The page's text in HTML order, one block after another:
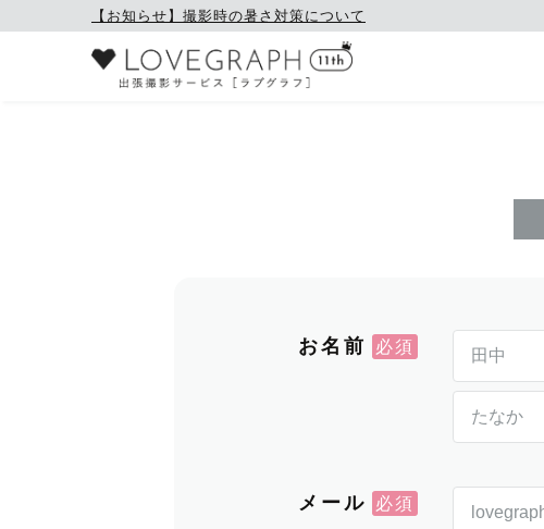
【お知らせ】撮影時の暑さ対策について
お名前
メール